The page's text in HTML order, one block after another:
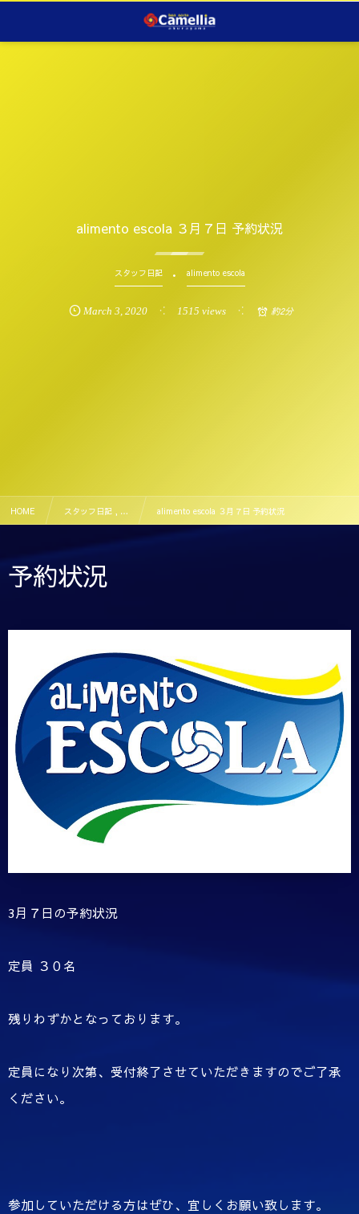
alimento escola ３月７日 予約状況
スタッフ日記 alimento escola
March 3,2020 1515 views 約2分
HOME スタッフ日記 , … alimento escola ３月７日 予約状況
予約状況
3月７日の予約状況
定員 ３０名
残りわずかとなっております。
定員になり次第、受付終了させていただきますのでご了承
ください。
参加していただける方はぜひ、宜しくお願い致します。